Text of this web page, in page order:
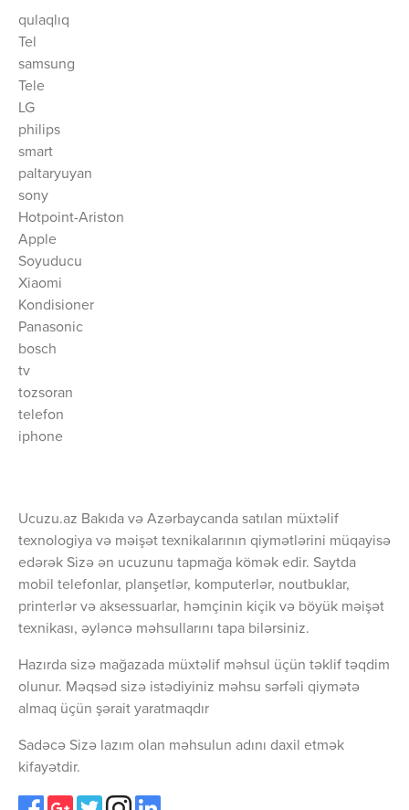
qulaqlıq
Tel
samsung
Tele
LG
philips
smart
paltaryuyan
sony
Hotpoint-Ariston
Apple
Soyuducu
Xiaomi
Kondisioner
Panasonic
bosch
tv
tozsoran
telefon
iphone
Ucuzu.az Bakıda və Azərbaycanda satılan müxtəlif
texnologiya və məişət texnikalarının qiymətlərini müqayisə
edərək Sizə ən ucuzunu tapmağa kömək edir. Saytda
mobil telefonlar, planşetlər, komputerlər, noutbuklar,
printerlər və aksessuarlar, həmçinin kiçik və böyük məişət
texnikası, əyləncə məhsullarını tapa bilərsiniz.
Hazırda sizə mağazada müxtəlif məhsul üçün təklif təqdim
olunur. Məqsəd sizə istədiyiniz məhsu sərfəli qiymətə
almaq üçün şərait yaratmaqdır
Sadəcə Sizə lazım olan məhsulun adını daxil etmək
kifayətdir.